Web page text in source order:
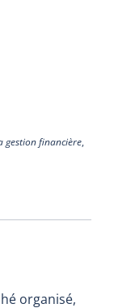
gestion financière,
organisé,